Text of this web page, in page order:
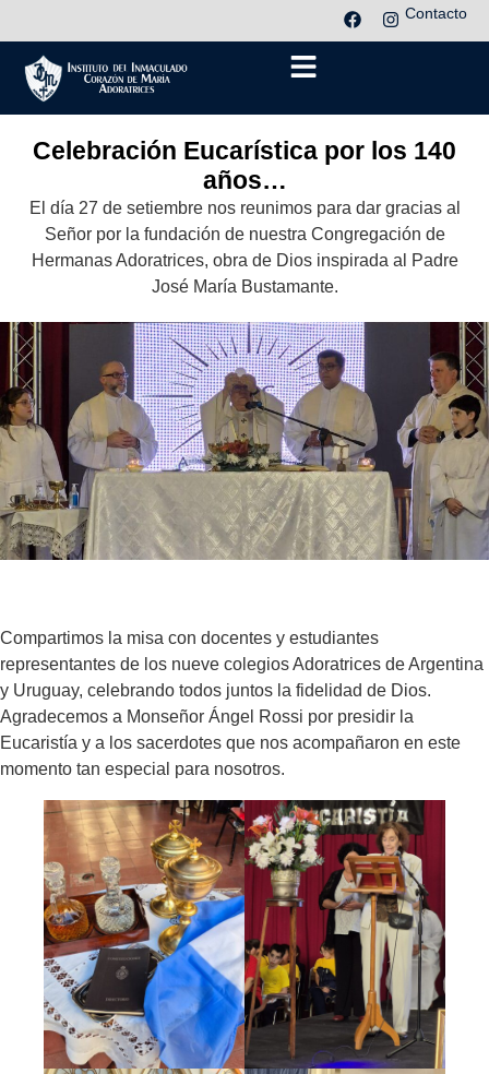
Contacto
Celebración Eucarística por los 140
años…
El día 27 de setiembre nos reunimos para dar gracias al
Señor por la fundación de nuestra Congregación de
Hermanas Adoratrices, obra de Dios inspirada al Padre
José María Bustamante.
Compartimos la misa con docentes y estudiantes
representantes de los nueve colegios Adoratrices de Argentina
y Uruguay, celebrando todos juntos la fidelidad de Dios.
Agradecemos a Monseñor Ángel Rossi por presidir la
Eucaristía y a los sacerdotes que nos acompañaron en este
momento tan especial para nosotros.